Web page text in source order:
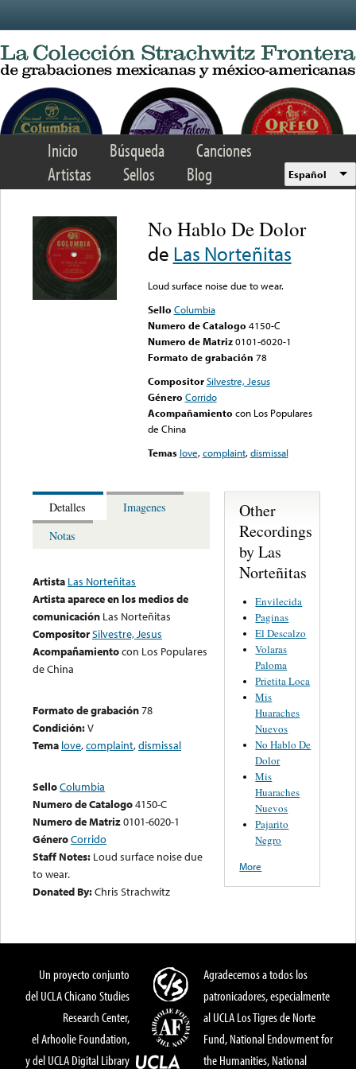
Inicio Búsqueda
Canciones
Artistas
Sellos Blog Español
No Hablo De Dolor
de Las Norteñitas
Loud surface noise due to wear.
Sello Columbia
Numero de Catalogo 4150-C
Numero de Matriz 0101-6020-1
Formato de grabación 78
Compositor Silvestre, Jesus
Género Corrido
Acompañamiento con Los Populares
de China
Temas love,complaint,dismissal
Detalles
Imagenes
Notas
Artista Las Norteñitas
Artista aparece en los medios de
comunicación Las Norteñitas
CompositorSilvestre, Jesus
Acompañamientocon Los Populares
de China
Formato de grabación78
Condición:V
Tema love,complaint,dismissal
SelloColumbia
Numero de Catalogo4150-C
Numero de Matriz0101-6020-1
GéneroCorrido
Staff Notes: Loud surface noise due
to wear.
Donated By:Chris Strachwitz
Other
Recordings
by Las
Norteñitas
Envilecida
Paginas
El Descalzo
Volaras
Paloma
Prietita Loca
Mis
Huaraches
Nuevos
No Hablo De
Dolor
Mis
Huaraches
Nuevos
Pajarito
Negro
More
Un proyecto conjunto
del UCLA Chicano Studies
Research Center,
el Arhoolie Foundation,
y del UCLA Digital Library
Agradecemos a todos los
patronicadores, especialmente
al UCLA Los Tigres de Norte
Fund, National Endowment for
the Humanities, National